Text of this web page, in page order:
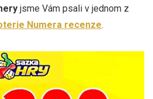
jsme Vám psali v jednom z
Numera recenze.